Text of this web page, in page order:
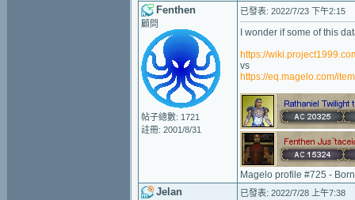
Fenthen
顧問
帖子總數: 1721
註冊: 2001/8/31
已發表: 2022/7/23 下午2:15
I wonder if some of this
https://
vs
https://eq.magelo.com/
Magelo profile #725 -
Jelan 已發表: 2022/7/28 上午7:38